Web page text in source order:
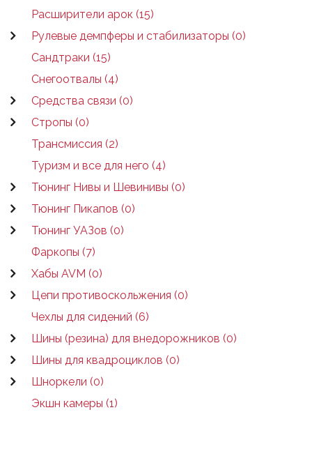
Расширители арок (15)
Рулевые демпферы и стабилизаторы (0)
Сандтраки (15)
Снегоотвалы (4)
Средства связи (0)
Стропы (0)
Трансмиссия (2)
Туризм и все для него (4)
Тюнинг Нивы и Шевинивы (0)
Тюнинг Пикапов (0)
Тюнинг УАЗов (0)
Фаркопы (7)
Хабы AVM (0)
Цепи противоскольжения (0)
Чехлы для сидений (6)
Шины (резина) для внедорожников (0)
Шины для квадроциклов (0)
Шноркели (0)
Экшн камеры (1)